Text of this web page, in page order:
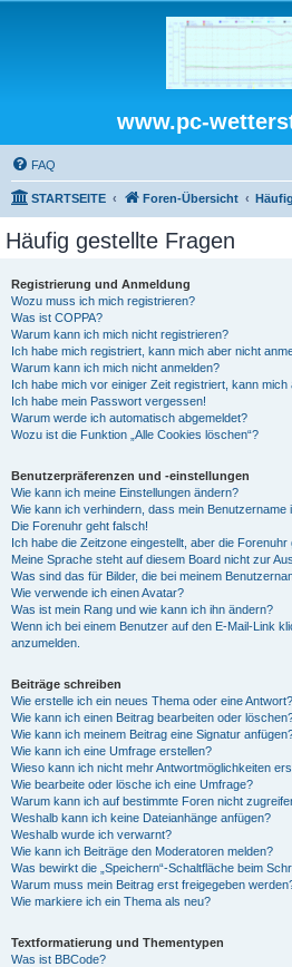
www.pc-
FAQ
STARTSEITE Foren-Übersicht
Häufig gestellte Fragen
Registrierung und Anmeldung
Wozu muss ich mich registrieren?
Was ist COPPA?
Warum kann ich mich nicht registrieren?
Ich habe mich registriert, kann mich aber nicht
Warum kann ich mich nicht anmelden?
Ich habe mich vor einiger Zeit registriert, kann mich
Ich habe mein Passwort vergessen!
Warum werde ich automatisch abgemeldet?
Wozu ist die Funktion „Alle Cookies löschen“?
Benutzerpräferenzen und -einstellungen
Wie kann ich meine Einstellungen ändern?
Wie kann ich verhindern, dass mein Benutzername
Die Forenuhr geht falsch!
Ich habe die Zeitzone eingestellt, aber die
Meine Sprache steht auf diesem Board nicht zur
Was sind das für Bilder, die bei meinem
Wie verwende ich einen Avatar?
Was ist mein Rang und wie kann ich ihn ändern?
Wenn ich bei einem Benutzer auf den E-Mail-Link
anzumelden.
Beiträge schreiben
Wie erstelle ich ein neues Thema oder eine Antwort?
Wie kann ich einen Beitrag bearbeiten oder
Wie kann ich meinem Beitrag eine Signatur
Wie kann ich eine Umfrage erstellen?
Wieso kann ich nicht mehr Antwortmöglichkeiten
Wie bearbeite oder lösche ich eine Umfrage?
Warum kann ich auf bestimmte Foren nicht
Weshalb kann ich keine Dateianhänge anfügen?
Weshalb wurde ich verwarnt?
Wie kann ich Beiträge den Moderatoren melden?
Was bewirkt die „Speichern“-Schaltfläche beim
Warum muss mein Beitrag erst freigegeben
Wie markiere ich ein Thema als neu?
Textformatierung und Thementypen
Was ist BBCode?